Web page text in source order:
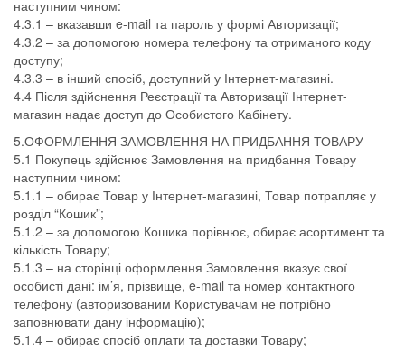
наступним чином:
4.3.1 – вказавши e-mail та пароль у формі Авторизації;
4.3.2 – за допомогою номера телефону та отриманого коду
доступу;
4.3.3 – в інший спосіб, доступний у Інтернет-магазині.
4.4 Після здійснення Реєстрації та Авторизації Інтернет-
магазин надає доступ до Особистого Кабінету.
5.ОФОРМЛЕННЯ ЗАМОВЛЕННЯ НА ПРИДБАННЯ ТОВАРУ
5.1 Покупець здійснює Замовлення на придбання Товару
наступним чином:
5.1.1 – обирає Товар у Інтернет-магазині, Товар потрапляє у
розділ “Кошик”;
5.1.2 – за допомогою Кошика порівнює, обирає асортимент та
кількість Товару;
5.1.3 – на сторінці оформлення Замовлення вказує свої
особисті дані: ім’я, прізвище, e-mail та номер контактного
телефону (авторизованим Користувачам не потрібно
заповнювати дану інформацію);
5.1.4 – обирає спосіб оплати та доставки Товару;